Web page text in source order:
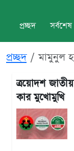
প্রচ্ছদ সর্বশেষ
প্রচ্ছদ মামুনুল
ত্রয়োদশ জাতীয়
কার মুখোমুখি